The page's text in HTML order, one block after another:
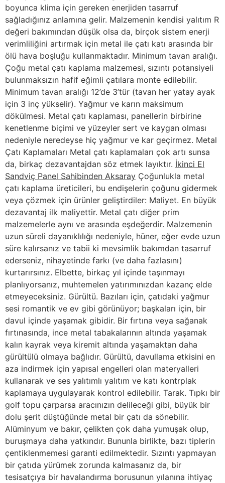
boyunca klima için gereken enerjiden tasarruf
sağladığınız anlamına gelir. Malzemenin kendisi yalıtım R
değeri bakımından düşük olsa da, birçok sistem enerji
verimliliğini artırmak için metal ile çatı katı arasında bir
ölü hava boşluğu kullanmaktadır. Minimum tavan aralığı.
Çoğu metal çatı kaplama malzemesi, sızıntı potansiyeli
bulunmaksızın hafif eğimli çatılara monte edilebilir.
Minimum tavan aralığı 12’de 3’tür (tavan her yatay ayak
için 3 inç yükselir). Yağmur ve karın maksimum
dökülmesi. Metal çatı kaplaması, panellerin birbirine
kenetlenme biçimi ve yüzeyler sert ve kaygan olması
nedeniyle neredeyse hiç yağmur ve kar geçirmez. Metal
Çatı Kaplamaları Metal çatı kaplamaları çok artı sunsa
da, birkaç dezavantajdan söz etmek layıktır. İkinci El
Sandviç Panel Sahibinden Aksaray Çoğunlukla metal
çatı kaplama üreticileri, bu endişelerin çoğunu gidermek
veya çözmek için ürünler geliştirdiler: Maliyet. En büyük
dezavantaj ilk maliyettir. Metal çatı diğer prim
malzemelerle aynı ve arasında eşdeğerdir. Malzemenin
uzun süreli dayanıklılığı nedeniyle, hüner, eğer evde uzun
süre kalırsanız ve tabii ki mevsimlik bakımdan tasarruf
ederseniz, nihayetinde farkı (ve daha fazlasını)
kurtarırsınız. Elbette, birkaç yıl içinde taşınmayı
planlıyorsanız, muhtemelen yatırımınızdan kazanç elde
etmeyeceksiniz. Gürültü. Bazıları için, çatıdaki yağmur
sesi romantik ve ev gibi görünüyor; başkaları için, bir
davul içinde yaşamak gibidir. Bir fırtına veya sağanak
fırtınasında, ince metal tabakalarının altında yaşamak
kalın kayrak veya kiremit altında yaşamaktan daha
gürültülü olmaya bağlıdır. Gürültü, davullama etkisini en
aza indirmek için yapısal engelleri olan materyalleri
kullanarak ve ses yalıtımlı yalıtım ve katı kontrplak
kaplamaya uygulayarak kontrol edilebilir. Tarak. Tıpkı bir
golf topu çarparsa aracınızın delileceği gibi, büyük bir
dolu şerit düştüğünde metal bir çatı da sönebilir.
Alüminyum ve bakır, çelikten çok daha yumuşak olup,
buruşmaya daha yatkındır. Bununla birlikte, bazı tiplerin
çentiklenmemesi garanti edilmektedir. Sızıntı yapmayan
bir çatıda yürümek zorunda kalmasanız da, bir
tesisatçıya bir havalandırma borusunun yılanına ihtiyaç